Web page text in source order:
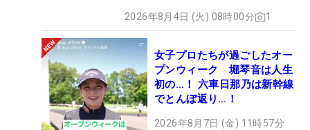
2026年8月4日 (火) 08時00分 1
女子プロたちが過ごしたオー
プンウィーク 堀琴音は人生
初の…！ 六車日那乃は新幹線
でとんぼ返り…！
2026年8月7日 (金) 11時57分